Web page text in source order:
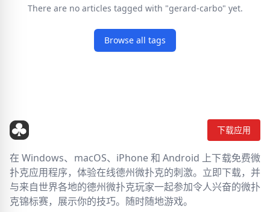
There are no articles tagged with "gerard-carbo" yet.
Browse all tags
下载应用
在 Windows、macOS、iPhone 和 Android 上下载免费微
扑克应用程序，体验在线德州微扑克的刺激。立即下载，并
与来自世界各地的德州微扑克玩家一起参加令人兴奋的微扑
克锦标赛，展示你的技巧。随时随地游戏。